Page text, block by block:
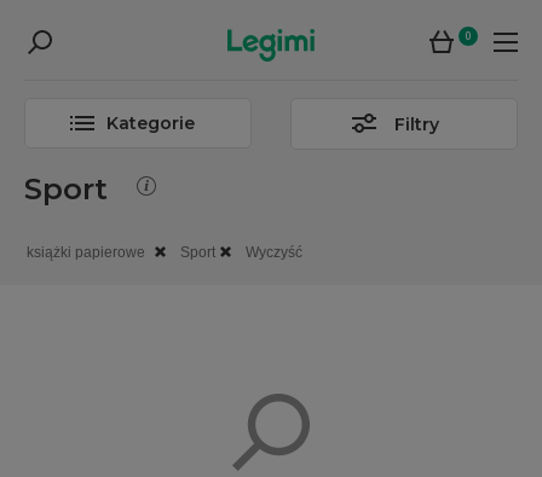
0
Kategorie Filtry
Sport
książki papierowe Sport Wyczyść